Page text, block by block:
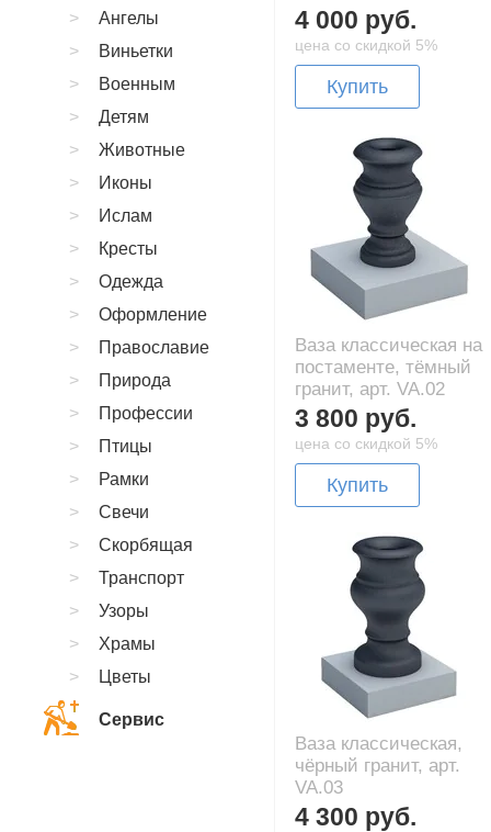
4 000 руб.
цена со скидкой 5%
Купить
Ваза классическая на
постаменте, тёмный
гранит, арт. VA.02
3 800 руб.
цена со скидкой 5%
Купить
Ваза классическая,
чёрный гранит, арт.
VA.03
4 300 руб.
Ангелы
Виньетки
Военным
Детям
Животные
Иконы
Ислам
Кресты
Одежда
Оформление
Православие
Природа
Профессии
Птицы
Рамки
Свечи
Скорбящая
Транспорт
Узоры
Храмы
Цветы
Сервис